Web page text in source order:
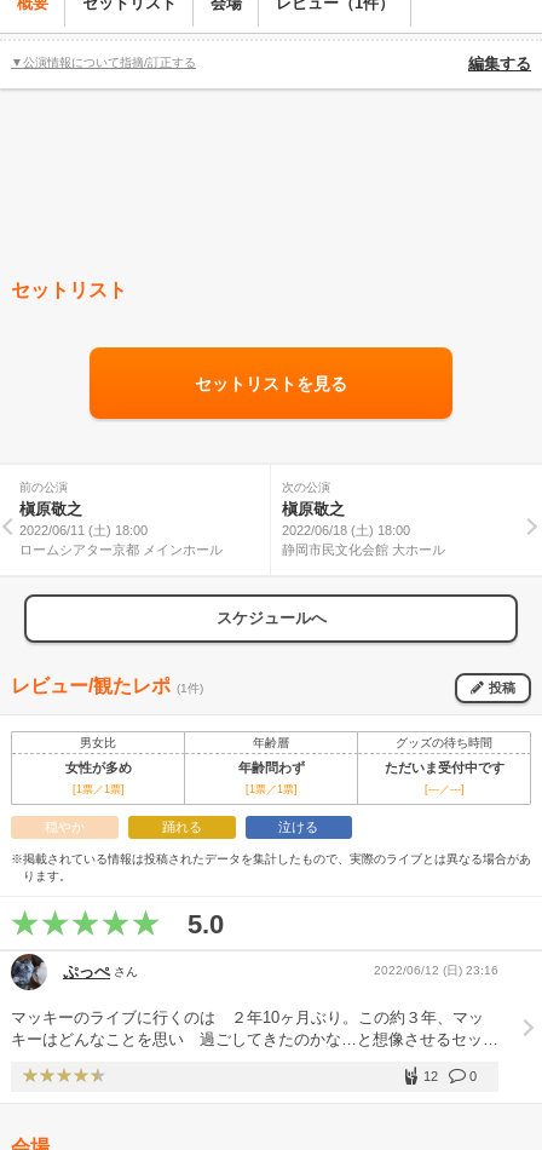
概要 セットリスト 会場 レビュー（1件）
▼公演情報について指摘/訂正する 編集する
セットリスト
セットリストを見る
前の公演
槇原敬之
2022/06/11 (土) 18:00
ロームシアター京都 メインホール
次の公演
槇原敬之
2022/06/18 (土) 18:00
静岡市民文化会館 大ホール
スケジュールへ
レビュー/観たレポ (1件) 投稿
男女比 年齢層 グッズの待ち時間
女性が多め 年齢問わず ただいま受付中です
[1票／1票] [1票／1票] [---／---]
穏やか 踊れる 泣ける
※掲載されている情報は投稿されたデータを集計したもので、実際のライブとは異なる場合があ
ります。
5.0
ぷっぺ さん 2022/06/12 (日) 23:16
マッキーのライブに行くのは ２年10ヶ月ぶり。この約３年、マッ
キーはどんなことを思い 過ごしてきたのかな…と想像させるセット
ち、今後の人生に対する思いと決意… それらがあふれていました。
ツアーも中盤に差し掛かり、 マッキーの調子もうなぎのぼり。今日
0
12